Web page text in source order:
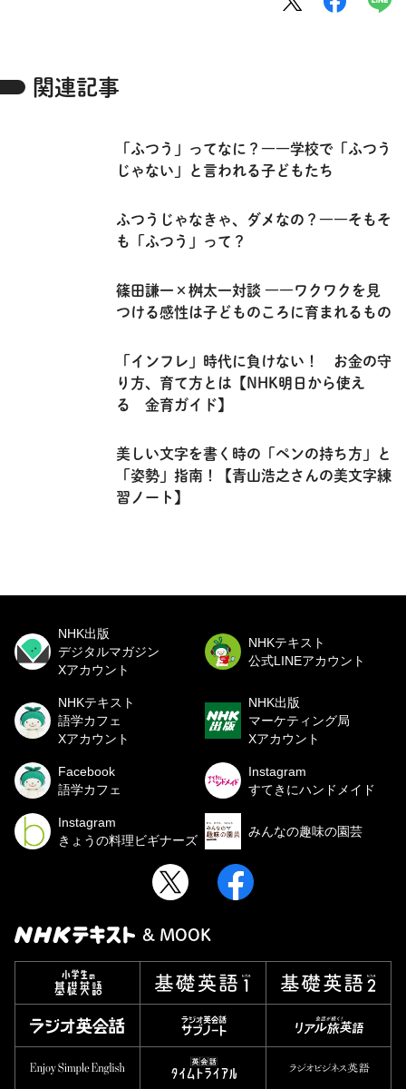
関連記事
「ふつう」ってなに？――学校で「ふつう
じゃない」と言われる子どもたち
ふつうじゃなきゃ、ダメなの？――そもそ
も「ふつう」って？
篠田謙一×桝太一対談 ――ワクワクを見
つける感性は子どものころに育まれるもの
「インフレ」時代に負けない！ お金の守
り方、育て方とは【NHK明日から使え
る 金育ガイド】
美しい文字を書く時の「ペンの持ち方」と
「姿勢」指南！【青山浩之さんの美文字練
習ノート】
NHK出版
デジタルマガジン
Xアカウント
NHKテキスト
公式LINEアカウント
NHKテキスト
語学カフェ
Xアカウント
NHK出版
マーケティング局
Xアカウント
Facebook
語学カフェ
Instagram
すてきにハンドメイド
Instagram
きょうの料理ビギナーズ
みんなの趣味の園芸
& MOOK